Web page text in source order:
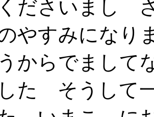
ださいまし
やすみになり
からでまして
た そうして